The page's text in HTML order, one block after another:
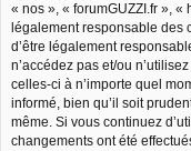
« nos », « forumGUZZI.fr », «
légalement responsable des
d’être légalement
n’accédez pas et/ou
celles-ci à n’importe quel
informé, bien qu’il soit
même. Si vous continuez
changements ont été